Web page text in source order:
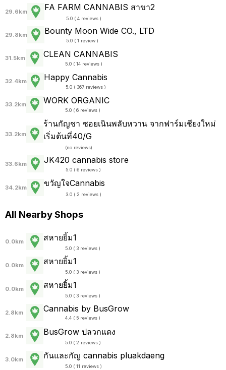
29.6km FA FARM CANNABIS สาขา2
5.0 ( 4 reviews )
29.8km Bounty Moon Wide CO., LTD
5.0 ( 1 review )
31.5km CLEAN CANNABIS
5.0 ( 14 reviews )
32.4km Happy Cannabis
5.0 ( 367 reviews )
33.2km WORK ORGANIC
5.0 ( 6 reviews )
33.2km
ร้านกัญชา ซอยเนินพลับหวาน จากฟาร์มเชียงใหม่
เริ่มต้นที่40/G
(no reviews)
33.6km JK420 cannabis store
5.0 ( 6 reviews )
34.2km ขวัญใจCannabis
3.0 ( 2 reviews )
All Nearby Shops
0.0km สหายยิ้ม1
5.0 ( 3 reviews )
0.0km สหายยิ้ม1
5.0 ( 3 reviews )
0.0km สหายยิ้ม1
5.0 ( 3 reviews )
2.8km Cannabis by BusGrow
4.4 ( 5 reviews )
2.8km BusGrow ปลวกแดง
5.0 ( 2 reviews )
3.0km กันและกัญ cannabis pluakdaeng
5.0 ( 11 reviews )